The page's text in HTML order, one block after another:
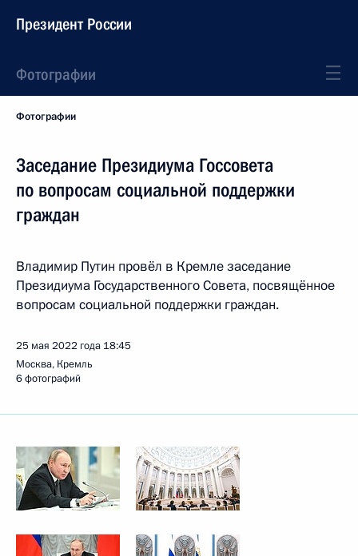
Президент России
Фотографии
Фотографии
Заседание Президиума Госсовета
по вопросам социальной поддержки
граждан
Владимир Путин провёл в Кремле заседание
Президиума Государственного Совета, посвящённое
вопросам социальной поддержки граждан.
25 мая 2022 года 18:45
Москва, Кремль
6 фотографий